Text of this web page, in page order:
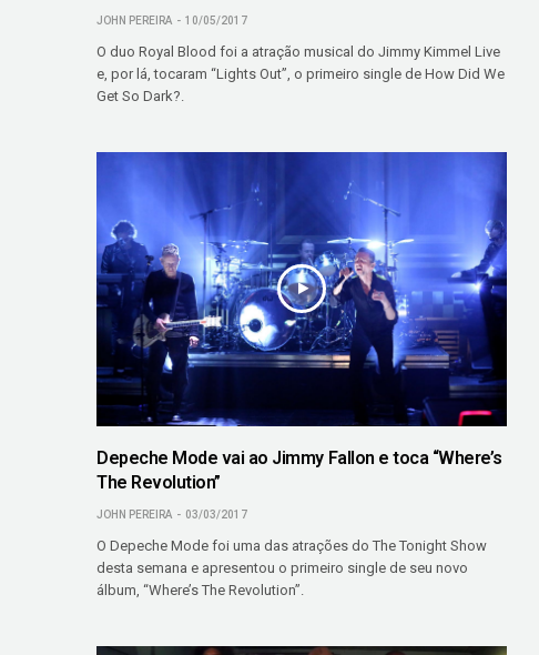
JOHN PEREIRA 10/05/2017
O duo Royal Blood foi a atração musical do Jimmy Kimmel Live
e, por lá, tocaram “Lights Out”, o primeiro single de How Did We
Get So Dark?.
Depeche Mode vai ao Jimmy Fallon e toca “Where’s
The Revolution”
JOHN PEREIRA 03/03/2017
O Depeche Mode foi uma das atrações do The Tonight Show
desta semana e apresentou o primeiro single de seu novo
álbum, “Where’s The Revolution”.